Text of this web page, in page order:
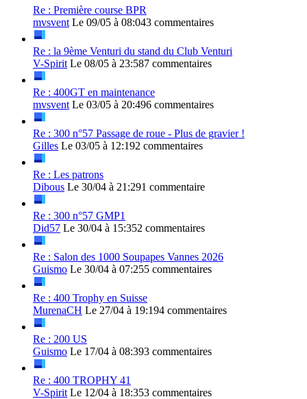
Re : Première course BPR
mvsvent Le 09/05 à 08:043 commentaires
Re : la 9ème Venturi du stand du Club Venturi
V-Spirit Le 08/05 à 23:587 commentaires
Re : 400GT en maintenance
mvsvent Le 03/05 à 20:496 commentaires
Re : 300 n°57 Passage de roue - Plus de gravier !
Gilles Le 03/05 à 12:192 commentaires
Re : Les patrons
Dibous Le 30/04 à 21:291 commentaire
Re : 300 n°57 GMP1
Did57 Le 30/04 à 15:352 commentaires
Re : Salon des 1000 Soupapes Vannes 2026
Guismo Le 30/04 à 07:255 commentaires
Re : 400 Trophy en Suisse
MurenaCH Le 27/04 à 19:194 commentaires
Re : 200 US
Guismo Le 17/04 à 08:393 commentaires
Re : 400 TROPHY 41
V-Spirit Le 12/04 à 18:353 commentaires